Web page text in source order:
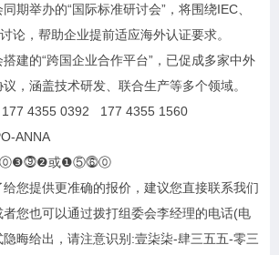
同期举办的“国际标准研讨会”，将围绕IEC、
论，帮助企业提前适应海外认证要求。
搭建的“跨国企业合作平台”，已促成多家中外
，涵盖技术研发、联合生产等多个领域。
4355 0392 177 4355 1560
ANNA
⓪❸⓽❷或❶⑤⓺⓪
您提供更准确的报价，建议您直接联系我们
您也可以通过拨打组委会李经理的电话(电
晦给出，请注意识别:壹柒柒-肆三五五-零三